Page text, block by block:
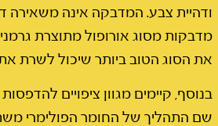
ודהיית צבע. המדבקה אינה משאירה
מדבקות מסוג אורופול מתוצרת
את הסוג הטוב ביותר שיכול לשרת
בנוסף, קיימים
שם התהליך של החומר הפולימרי